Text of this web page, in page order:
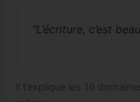
“L’écriture, c’est
Il t’explique les 16